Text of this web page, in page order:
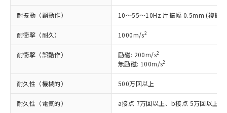
耐振動（誤動作） 10～55～10Hz 片振幅 0.5mm (複振
耐衝撃（耐久） 1000m/s2
耐衝撃（誤動作） 励磁: 200m/s2
無励磁: 100m/s2
耐久性（機械的） 500万回以上
耐久性（電気的） a接点 7万回以上、b接点 5万回以上
覧された時点での実際の在庫および標
準価格とは異なる場合があることをご
正式な納期状況および標準価格はお客
様のお取引先、またはお客様担当のオ
ムロン制御機器販売店・当社販売員に
ご相談ください。
オムロン制御機器販売店や当社販売拠
販売ネットワーク
」をご確認
ください。
六価クロム(Cr(Ⅵ)) 1000ppm以下、ポリ臭化ビフェニル
類(PBB) 1000ppm以下、ポリ臭化ジフェニルエーテル類
(PBDE) 1000ppm以下、フタル酸ビス(2-エチルヘキシ
ル) (DEHP)(別名：DOP) 1000ppm以下、フタル酸ブチ
（DBP） 1000ppm以下、フタル酸ジイソブチル
フタル酸エステル類の４物質については閾値を超える意
図的な使用がないことを確認しています。
*中国RoHS10物質の基準値 (GB/T26572)：
Pb(鉛) :1000ppm、 Hg(水銀) : 1000ppm、 Cd(カドミウ
ム) : 100ppm、
Cr(Ⅵ)(六価クロム) : 1000ppm、 PBBs(ポリ臭化ビフェ
ニル類) : 1000ppm、 PBDEs(ポリ臭化ジフェニルエーテ
DBP(フタル酸ジブチル) : 1000ppm、 DIBP(フタル酸ジ
イソブチル) : 1000ppm、 BBP(フタル酸ブチルベンジ
DEHP(フタル酸ビス(2-エチルヘキシル)) : 1000ppm
※2 環境保護使用期限
国政府の輸出許可(または役務取引許
可)を取得するなどの必要な手続きを
当社は規制貨物を破棄する場合は、完
全に破砕するなど、違法に輸出されな
いよう必要な手段を講じます。
当社は貴社製品を、核兵器、ミサイ
ル、化学兵器、生物兵器またはその他
武器並びにこれらの製造装置等に一切
使用いたしません。
号
○ 一定数以上の在庫あり
△ 一定数には満たないが在庫あり
－
在庫なし(最新の在庫状況につ
いては、お客様のお取引先、ま
たはお客様担当のオムロン制御